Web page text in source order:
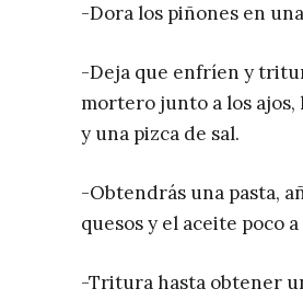
-Dora los piñones en
-Deja que enfríen y
mortero junto a los ajos,
y una pizca de sal.
-Obtendrás una pasta,
quesos y el aceite poco a
-Tritura hasta obtener